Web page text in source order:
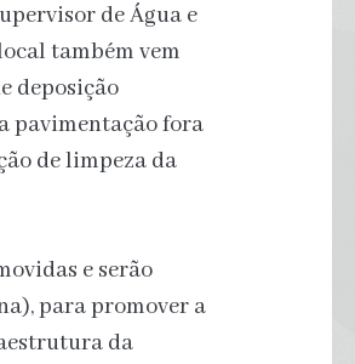
de Água e
também vem
deposição
pavimentação fora
de limpeza da
e serão
para promover a
da